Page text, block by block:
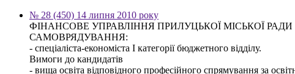
№ 28 (450) 14 липня 2010 року
ФІНАНСОВЕ УПРАВЛІННЯ ПРИЛУЦЬКОЇ МІСЬКОЇ
САМОВРЯДУВАННЯ:
- спеціаліста-економіста І категорії бюджетного відділу.
Вимоги до кандидатів
- вища освіта відповідного професійного спрямування за